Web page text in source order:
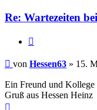
Re: Wartezeiten
Beitrag
von Hessen63 » 15.
Ein Freund und Kollege
Gruß aus Hessen Heinz